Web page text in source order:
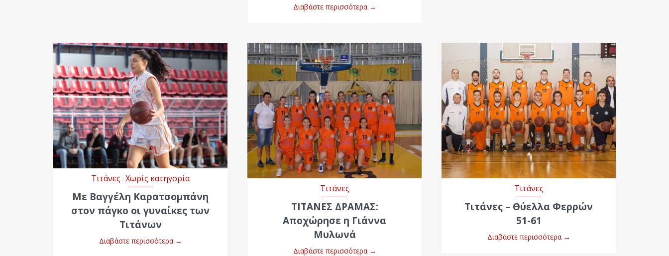
Διαβάστε περισσότερα →
Τιτάνες /Χωρίς κατηγορία
Με Βαγγέλη Καρατσομπάνη
στον πάγκο οι γυναίκες των
Τιτάνων
Διαβάστε περισσότερα →
Τιτάνες
ΤΙΤΑΝΕΣ ΔΡΑΜΑΣ:
Αποχώρησε η Γιάννα
Μυλωνά
Διαβάστε περισσότερα →
Τιτάνες
Τιτάνες – Θύελλα Φερρών
51-61
Διαβάστε περισσότερα →